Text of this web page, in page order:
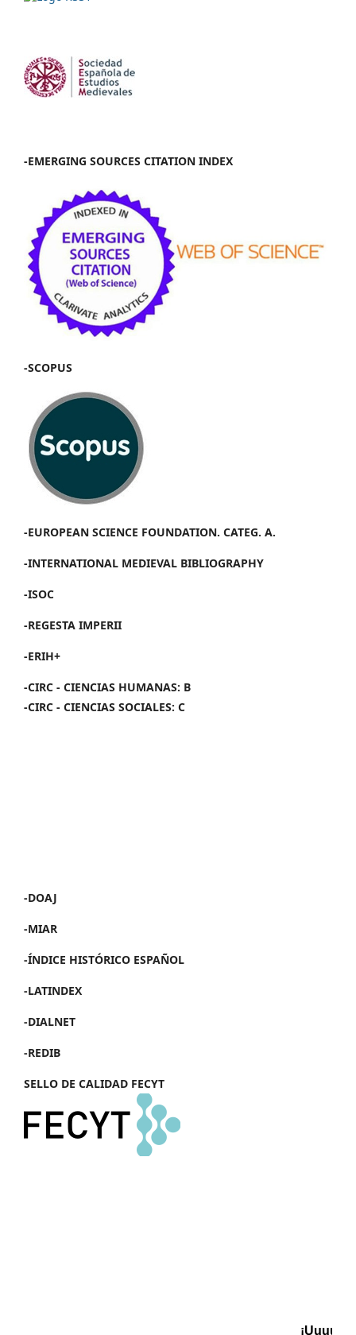
-EMERGING SOURCES CITATION INDEX
-SCOPUS
-EUROPEAN SCIENCE FOUNDATION. CATEG. A.
-INTERNATIONAL MEDIEVAL BIBLIOGRAPHY
-ISOC
-REGESTA IMPERII
-ERIH+
-CIRC - CIENCIAS HUMANAS: B
-CIRC - CIENCIAS SOCIALES: C
-DOAJ
-MIAR
-ÍNDICE HISTÓRICO ESPAÑOL
-LATINDEX
-DIALNET
-REDIB
SELLO DE CALIDAD FECYT